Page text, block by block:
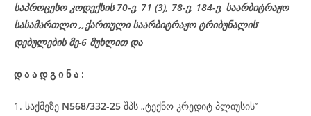
საპროცესო კოდექსის 70-ე, 71 (3), 78-ე, 184-ე, საარბიტრაჟო
სასამართლო ,,ქართული საარბიტრაჟო ტრიბუნალის’
დებულების მე-6 მუხლით და
დ ა ა დ გ ი ნ ა :
1. საქმეზე N568/332-25 შპს „ტექნო კრედიტ პლიუსის’’